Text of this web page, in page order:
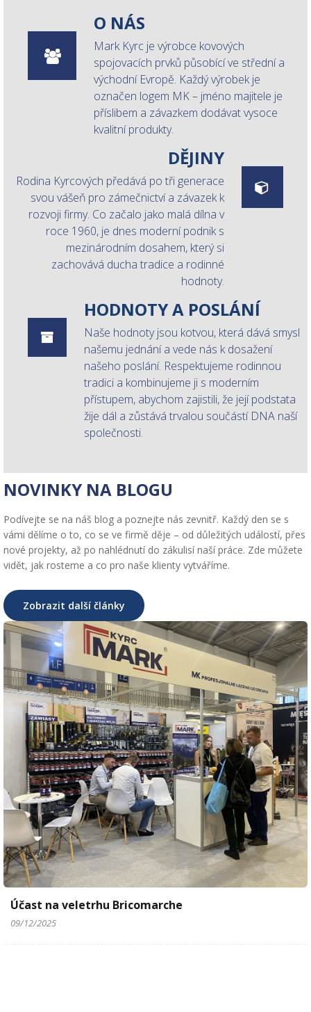
O NÁS
Mark Kyrc je výrobce kovových
spojovacích prvků působící ve střední a
východní Evropě. Každý výrobek je
označen logem MK – jméno majitele je
příslibem a závazkem dodávat vysoce
kvalitní produkty.
DĚJINY
Rodina Kyrcových předává po tři generace
svou vášeň pro zámečnictví a závazek k
rozvoji firmy. Co začalo jako malá dílna v
roce 1960, je dnes moderní podnik s
mezinárodním dosahem, který si
zachovává ducha tradice a rodinné
hodnoty.
HODNOTY A POSLÁNÍ
Naše hodnoty jsou kotvou, která dává smysl
našemu jednání a vede nás k dosažení
našeho poslání. Respektujeme rodinnou
tradici a kombinujeme ji s moderním
přístupem, abychom zajistili, že její podstata
žije dál a zůstává trvalou součástí DNA naší
společnosti.
NOVINKY NA BLOGU
Podívejte se na náš blog a poznejte nás zevnitř. Každý den se s
vámi dělíme o to, co se ve firmě děje – od důležitých událostí, přes
nové projekty, až po nahlédnutí do zákulisí naší práce. Zde můžete
vidět, jak rosteme a co pro naše klienty vytváříme.
Zobrazit další články
Účast na veletrhu Bricomarche
09/12/2025